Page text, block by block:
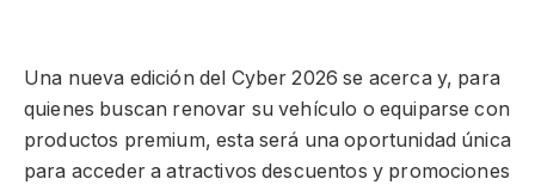
Una nueva edición del Cyber 2026 se acerca y, para
quienes buscan renovar su vehículo o equiparse con
productos premium, esta será una oportunidad única
para acceder a atractivos descuentos y promociones